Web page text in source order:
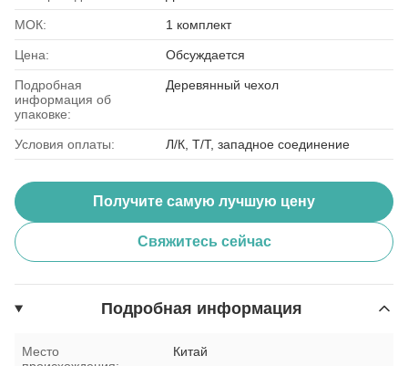
МОК: 1 комплект
Цена: Обсуждается
Подробная
информация об
упаковке:
Деревянный чехол
Условия оплаты: Л/К, Т/Т, западное соединение
Получите самую лучшую цену
Свяжитесь сейчас
Подробная информация
Место
Китай